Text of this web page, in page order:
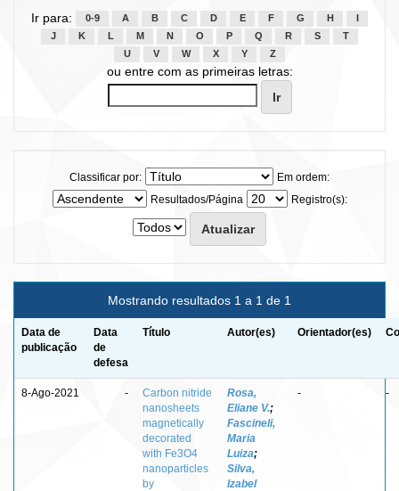
Ir para: 0-9 A B C D E F G H
J
K L M N O P Q R S
T
U
V W X Y Z
ou entre com as primeiras letras:
Classificar por:
Em ordem:
Resultados/Página
Registro(s):
Mostrando resultados 1 a 1 de 1
Data de
publicação
Data
de
defesa
Título Autor(es) Orientador(es)
8-Ago-2021 -
Carbon nitride
nanosheets
magnetically
decorated
with Fe3O4
nanoparticles
by
Rosa,
Eliane V.;
Fascineli,
Maria
Luiza;
Silva,
Izabel
- -